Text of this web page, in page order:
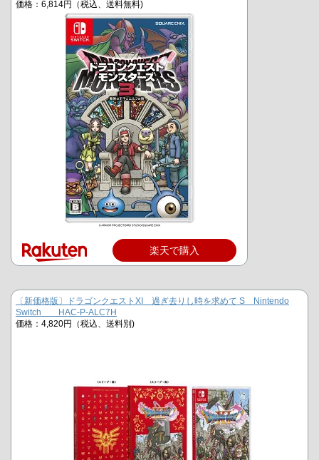
価格：6,814円（税込、送料無料)
楽天で購入
〔新価格版〕ドラゴンクエストXI 過ぎ去りし時を求めて S Nintendo
Switch HAC-P-ALC7H
価格：4,820円（税込、送料別)